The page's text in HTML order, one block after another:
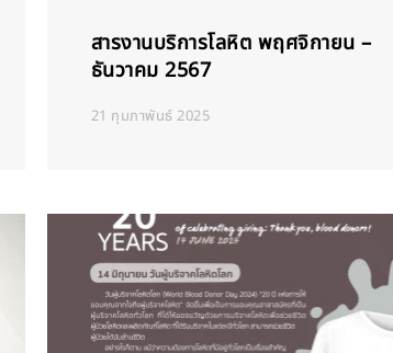
สารงานบริการโลหิต พฤศจิกายน –
ธันวาคม 2567
21 กุมภาพันธ์ 2025